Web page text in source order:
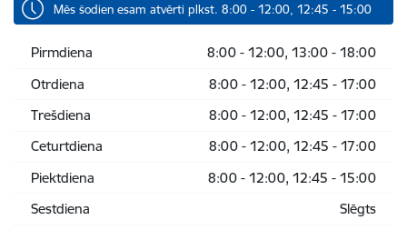
Mēs šodien esam atvērti plkst. 8:00 - 12:00, 12:45 - 15:00
Pirmdiena
8:00 - 12:00, 13:00 - 18:00
Otrdiena
8:00 - 12:00, 12:45 - 17:00
Trešdiena
8:00 - 12:00, 12:45 - 17:00
Ceturtdiena
8:00 - 12:00, 12:45 - 17:00
Piektdiena
8:00 - 12:00, 12:45 - 15:00
Sestdiena
Slēgts